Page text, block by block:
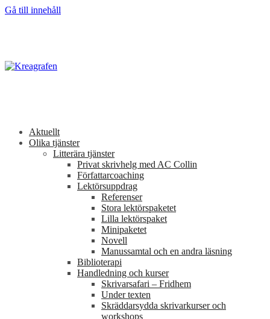
Gå till innehåll
Aktuellt
Olika tjänster
Litterära tjänster
Privat skrivhelg med AC Collin
Författarcoaching
Lektörsuppdrag
Referenser
Stora lektörspaketet
Lilla lektörspaket
Minipaketet
Novell
Manussamtal och en andra läsning
Biblioterapi
Handledning och kurser
Skrivarsafari – Fridhem
Under texten
Skräddarsydda skrivarkurser och
workshops